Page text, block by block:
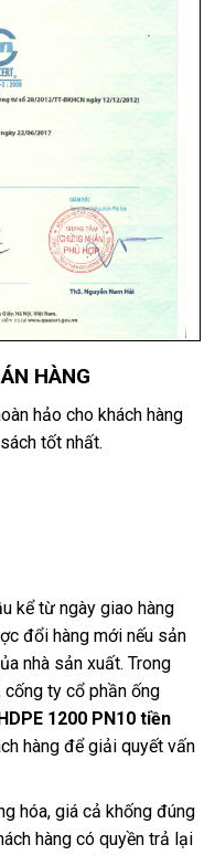
HÀNG
hảo cho khách hàng
tốt nhất.
kể từ ngày giao hàng
đổi hàng mới nếu sản
nhà sản xuất. Trong
ty cổ phần ống
1200 PN10 tiền
hàng để giải quyết vấn
hóa, giá cả khống đúng
hàng có quyền trả lại